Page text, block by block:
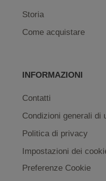
Storia
Come acquistare
INFORMAZIONI
Contatti
Condizioni generali di
Politica di privacy
Impostazioni dei
Preferenze Cookie